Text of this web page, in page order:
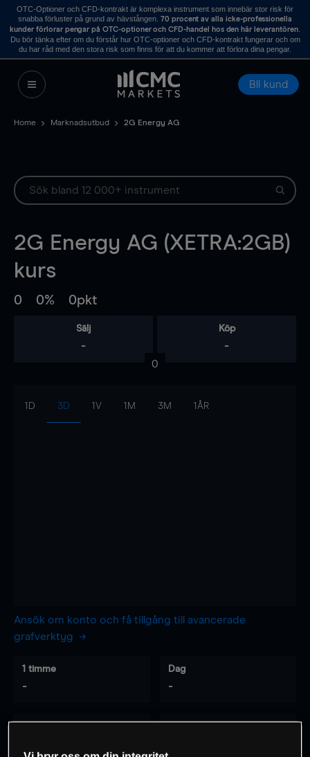
OTC-Optioner och CFD-kontrakt är komplexa instrument som innebär stor risk för
snabba förluster på grund av hävstången. 70 procent av alla icke-professionella
kunder förlorar pengar på OTC-optioner och CFD-handel hos den här leverantören.
Du bör tänka efter om du förstår hur OTC-optioner och CFD-kontrakt fungerar och om
du har råd med den stora risk som finns för att du kommer att förlora dina pengar.
Bli kund
Home Marknadsutbud 2G Energy AG
2G Energy AG (XETRA:2GB)
kurs
0 0% 0pkt
Sälj
-
Köp
-
0
1D 3D 1V 1M 3M 1ÅR
Ansök om konto och få tillgång till avancerade
grafverktyg
1 timme
-
Dag
-